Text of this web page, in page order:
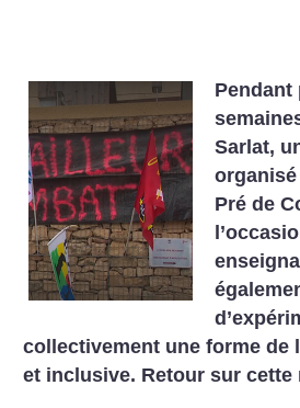
Pendant
Sarlat,
Pré de
collectivement une forme de
et inclusive. Retour sur cette